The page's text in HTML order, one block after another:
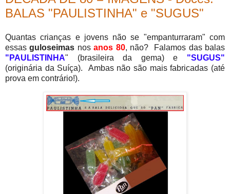
BALAS "PAULISTINHA" e "SUGUS"
Quantas crianças e jovens não se "empanturraram" com
essasguloseimas nosanos 80, não? Falamos das balas
"PAULISTINHA" (brasileira da gema) e "SUGUS"
(originária da Suíça). Ambas não são mais fabricadas (até
prova em contrário!).